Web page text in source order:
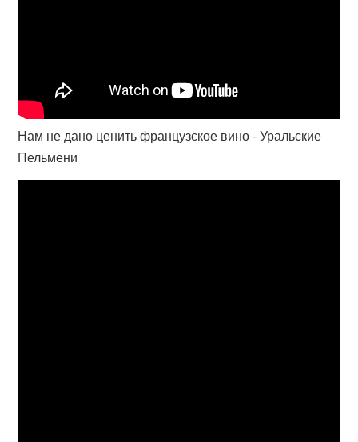
Нам не дано ценить французское вино - Уральские
Пельмени